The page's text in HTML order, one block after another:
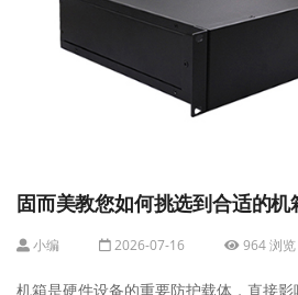
固而美教您如何挑选到合适的机
小编 2026-07-16 964 浏览
机箱是硬件设备的重要防护载体，直接